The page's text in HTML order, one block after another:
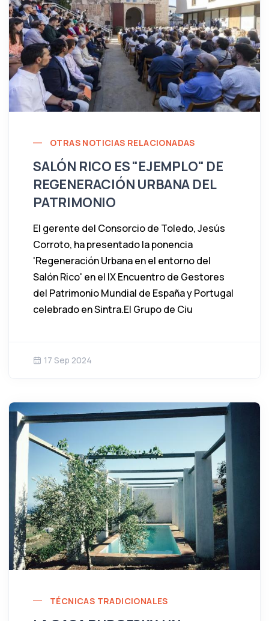
OTRAS NOTICIAS RELACIONADAS
SALÓN RICO ES "EJEMPLO" DE
REGENERACIÓN URBANA DEL
PATRIMONIO
El gerente del Consorcio de Toledo, Jesús
Corroto, ha presentado la ponencia
'Regeneración Urbana en el entorno del
Salón Rico' en el IX Encuentro de Gestores
del Patrimonio Mundial de España y Portugal
celebrado en Sintra.El Grupo de Ciu
17 Sep 2024
TÉCNICAS TRADICIONALES